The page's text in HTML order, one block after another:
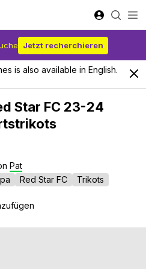
Jetzt recherchieren
is also available in English.
Star FC 23-24
Pat
Red Star FC
Trikots